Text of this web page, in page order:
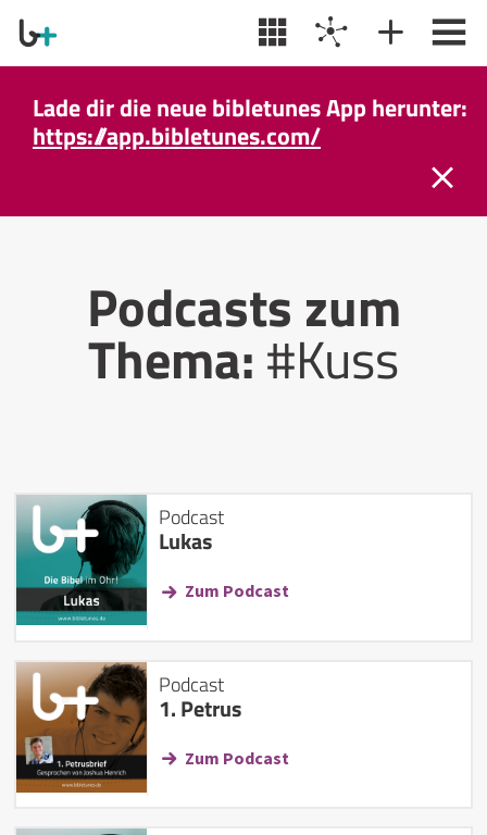
Lade dir die neue bibletunes App herunter:
https://app.bibletunes.com/
Podcasts zum
Thema:#Kuss
Podcast
Lukas
Zum Podcast
Podcast
1. Petrus
Zum Podcast